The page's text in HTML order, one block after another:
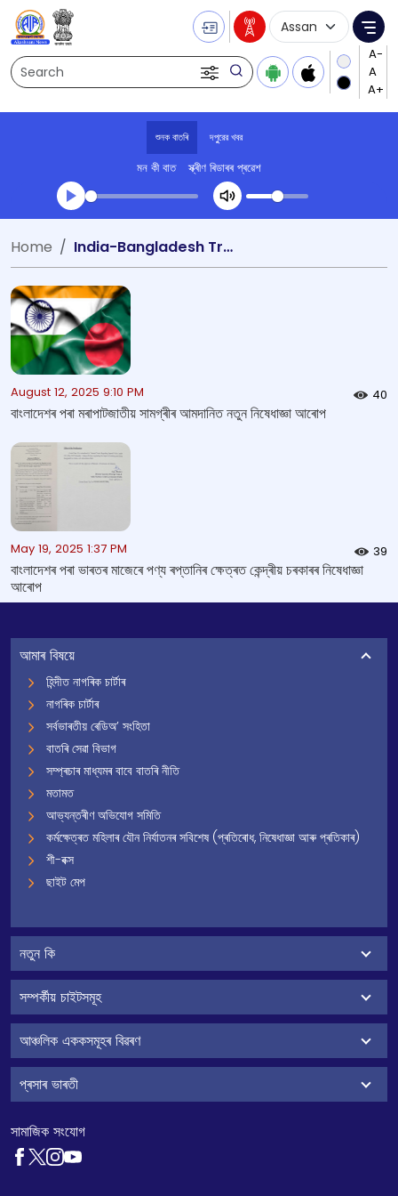
Search
Language
শুনক বাতৰি দপুুরের খবর
মন কী বাত স্ক্ৰীণ ৰিডাৰৰ প্ৰৱেশ
Transcript summary
খেলা অডিঅ' দপুুরের খবর
Home India-Bangladesh Trade
August 12, 2025 9:10 PM 40
বাংলাদেশৰ পৰা মৰাপাটজাতীয় সামগ্ৰীৰ আমদানিত নতুন নিষেধাজ্ঞা আৰোপ
May 19, 2025 1:37 PM 39
বাংলাদেশৰ পৰা ভাৰতৰ মাজেৰে পণ্য ৰপ্তানিৰ ক্ষেত্ৰত কেন্দ্ৰীয় চৰকাৰৰ নিষেধাজ্ঞা
আৰোপ
আমাৰ বিষয়ে
হিন্দীত নাগৰিক চাৰ্টাৰ
নাগৰিক চাৰ্টাৰ
সৰ্বভাৰতীয় ৰেডিঅ’ সংহিতা
বাতৰি সেৱা বিভাগ
সম্প্ৰচাৰ মাধ্যমৰ বাবে বাতৰি নীতি
মতামত
আভ্যন্তৰীণ অভিযোগ সমিতি
কৰ্মক্ষেত্ৰত মহিলাৰ যৌন নিৰ্যাতনৰ সবিশেষ (প্ৰতিৰোধ, নিষেধাজ্ঞা আৰু প্ৰতিকাৰ)
শী-বক্স
ছাইট মেপ
নতুন কি
সম্পৰ্কীয় চাইটসমূহ
আঞ্চলিক এককসমূহৰ বিৱৰণ
প্ৰসাৰ ভাৰতী
সামাজিক সংযোগ